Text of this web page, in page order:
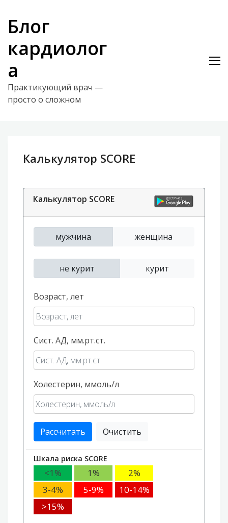
content
Блог
кардиолог
а
Практикующий врач —
просто о сложном
Калькулятор SCORE
Калькулятор SCORE
мужчина женщина
не курит курит
Возраст, лет
Сист. АД, мм.рт.ст.
Холестерин, ммоль/л
Рассчитать Очистить
Шкала риска SCORE
<1% 1%
2%
3-4%
5-9%
10-14%
>15%